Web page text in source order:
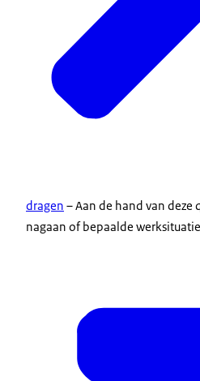
dragen – Aan de hand van deze
nagaan of bepaalde